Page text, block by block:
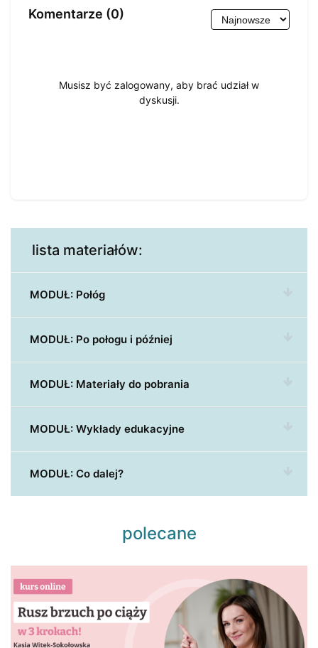
Komentarze (0)
Musisz być zalogowany, aby brać udział w
dyskusji.
lista materiałów:
MODUŁ: Połóg
MODUŁ: Po połogu i później
MODUŁ: Materiały do pobrania
MODUŁ: Wykłady edukacyjne
MODUŁ: Co dalej?
polecane